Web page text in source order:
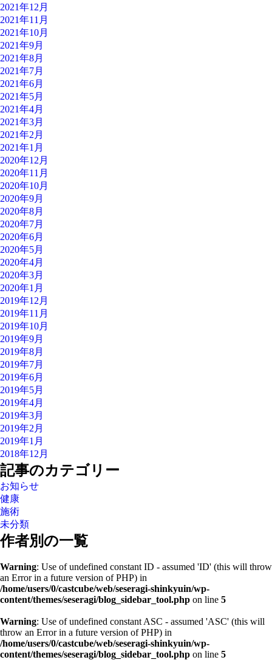
2021年12月
2021年11月
2021年10月
2021年9月
2021年8月
2021年7月
2021年6月
2021年5月
2021年4月
2021年3月
2021年2月
2021年1月
2020年12月
2020年11月
2020年10月
2020年9月
2020年8月
2020年7月
2020年6月
2020年5月
2020年4月
2020年3月
2020年1月
2019年12月
2019年11月
2019年10月
2019年9月
2019年8月
2019年7月
2019年6月
2019年5月
2019年4月
2019年3月
2019年2月
2019年1月
2018年12月
記事のカテゴリー
お知らせ
健康
施術
未分類
作者別の一覧
Warning: Use of undefined constant ID - assumed 'ID' (this will throw
an Error in a future version of PHP) in
/home/users/0/castcube/web/seseragi-shinkyuin/wp-
content/themes/seseragi/blog_sidebar_tool.php on line 5
Warning: Use of undefined constant ASC - assumed 'ASC' (this will
throw an Error in a future version of PHP) in
/home/users/0/castcube/web/seseragi-shinkyuin/wp-
content/themes/seseragi/blog_sidebar_tool.php on line 5